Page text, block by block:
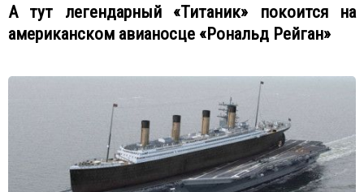
А тут легендарный «Титаник» покоится на
американском авианосце «Рональд Рейган»